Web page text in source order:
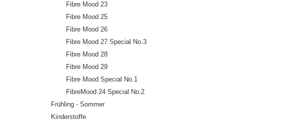
Fibre Mood 23
Fibre Mood 25
Fibre Mood 26
Fibre Mood 27 Special No.3
Fibre Mood 28
Fibre Mood 29
Fibre Mood Special No.1
FibreMood 24 Special No.2
Frühling - Sommer
Kinderstoffe